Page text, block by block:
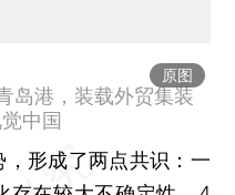
原图
岛港，装载外贸集装
中国
形成了两点共识：一